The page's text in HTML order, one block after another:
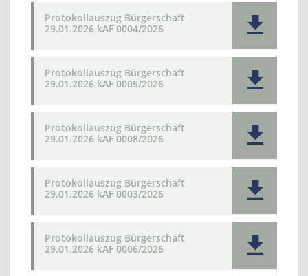
Protokollauszug Bürgerschaft
29.01.2026 kAF 0004/2026
Protokollauszug Bürgerschaft
29.01.2026 kAF 0005/2026
Protokollauszug Bürgerschaft
29.01.2026 kAF 0008/2026
Protokollauszug Bürgerschaft
29.01.2026 kAF 0003/2026
Protokollauszug Bürgerschaft
29.01.2026 kAF 0006/2026